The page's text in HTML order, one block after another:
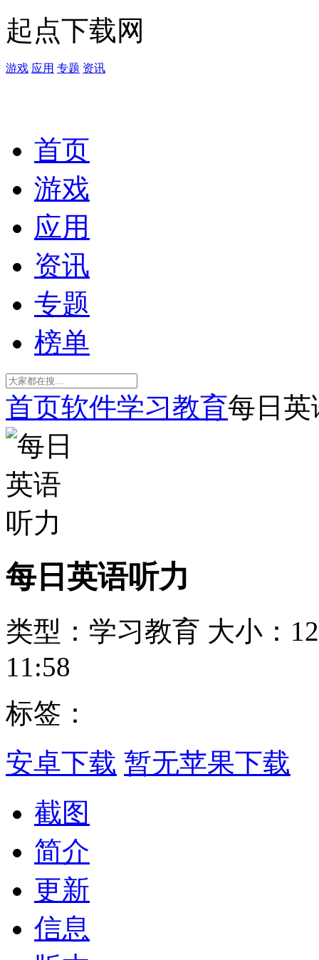
起点下载网
游戏 应用 专题 资讯
首页
游戏
应用
资讯
专题
榜单
首页软件学习教育每日英
每日英语听力
类型：学习教育 大小：
11:58
标签：
安卓下载 暂无苹果下载
截图
简介
更新
信息